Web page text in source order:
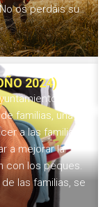
os perdáis su
2024)
de
familias, una
a las familias
a mejorar la
con los peques.
las familias, se